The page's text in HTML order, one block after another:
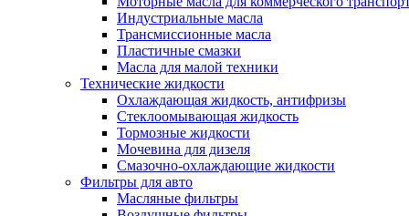
Индустриальные масла
Трансмиссионные масла
Пластичные смазки
Масла для малой техники
Технические жидкости
Охлаждающая жидкость, антифризы
Стеклоомывающая жидкость
Тормозные жидкости
Мочевина для дизеля
Смазочно-охлаждающие жидкости
Фильтры для авто
Масляные фильтры